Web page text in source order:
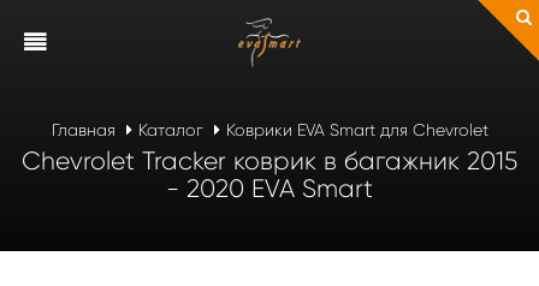
Главная Каталог Коврики EVA Smart для Chevrolet
Chevrolet Tracker коврик в багажник 2015
- 2020 EVA Smart